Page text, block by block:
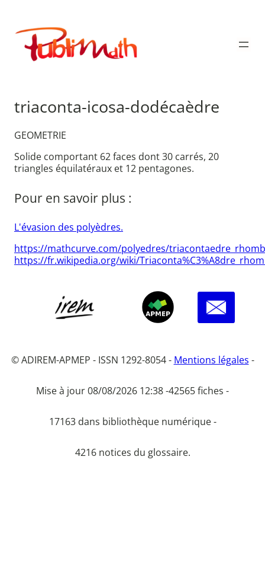
contenu
Publimath
triaconta-icosa-dodécaèdre
GEOMETRIE
Solide comportant 62 faces dont 30 carrés, 20
triangles équilatéraux et 12 pentagones.
Pour en savoir plus :
L'évasion des polyèdres.
https://mathcurve.com/polyedres/
https://fr.wikipedia.org/wiki/
© ADIREM-APMEP - ISSN 1292-8054 - Mentions légales -
Mise à jour 08/08/2026 12:38 -42565 fiches -
17163 dans bibliothèque numérique -
4216 notices du glossaire.